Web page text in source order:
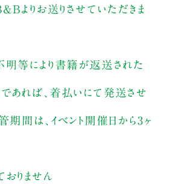
よりお送りさせていただきま
明等により書籍が返送された
あれば、着払いにて発送させ
期間は、イベント開催日から3ヶ
りません